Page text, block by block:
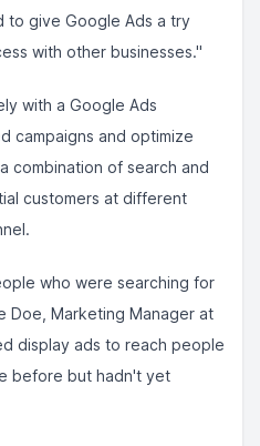
to give Google Ads a try
with other businesses."
with a Google Ads
campaigns and optimize
combination of search and
customers at different
who were searching for
Doe, Marketing Manager at
display ads to reach people
before but hadn't yet